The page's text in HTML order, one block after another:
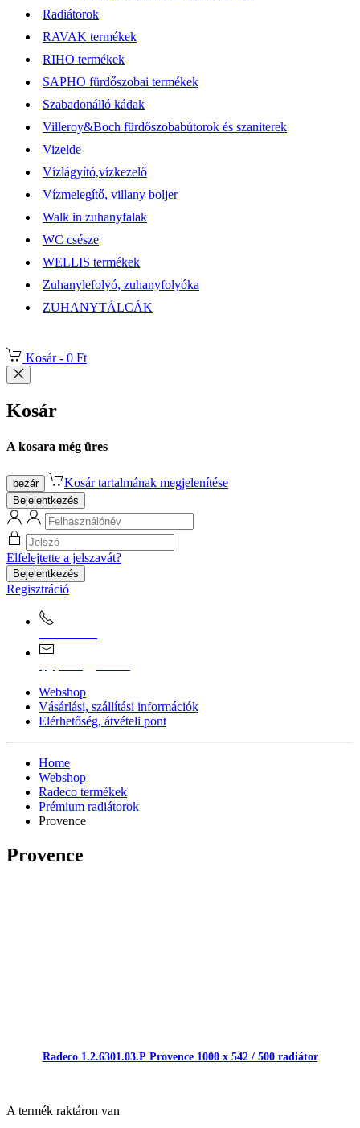
Radiátorok
RAVAK termékek
RIHO termékek
SAPHO fürdőszobai termékek
Szabadonálló kádak
Villeroy&Boch fürdőszobabútorok és szaniterek
Vizelde
Vízlágyító,vízkezelő
Vízmelegítő, villany boljer
Walk in zuhanyfalak
WC csésze
WELLIS termékek
Zuhanylefolyó, zuhanyfolyóka
ZUHANYTÁLCÁK
Kosár - 0 Ft
Kosár
A kosara még üres
bezár Kosár tartalmának megjelenítése
Bejelentkezés
Elfelejtette a jelszavát?
Bejelentkezés
Regisztráció
Webshop
Vásárlási, szállítási információk
Elérhetőség, átvételi pont
Home
Webshop
Radeco termékek
Prémium radiátorok
Provence
Provence
Radeco 1.2.6301.03.Р Provence 1000 x 542 / 500 radiátor
A termék raktáron van